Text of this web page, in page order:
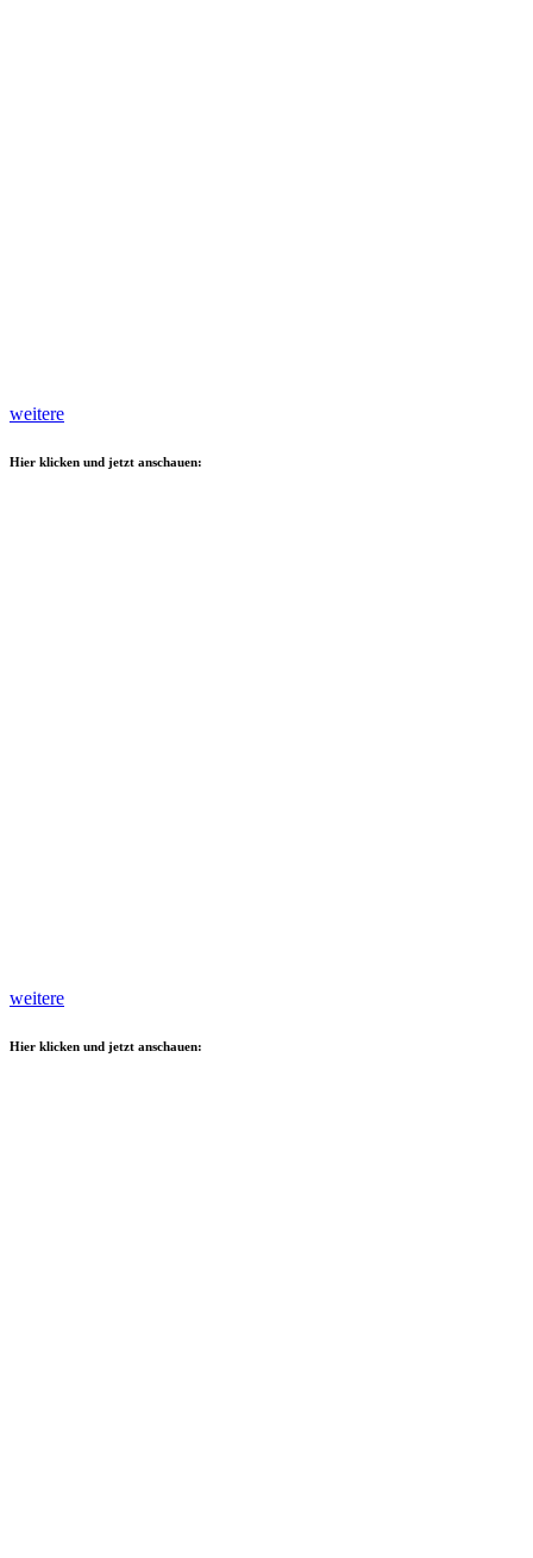
weitere
Hier klicken und jetzt anschauen:
weitere
Hier klicken und jetzt anschauen: